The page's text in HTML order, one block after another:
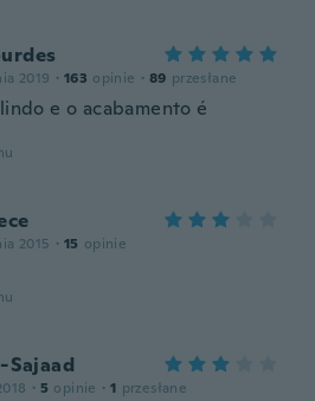
2019 · 163 opinie · 89 przesłane
e o acabamento é
2015 · 15 opinie
Sajaad
· 5 opinie · 1 przesłane